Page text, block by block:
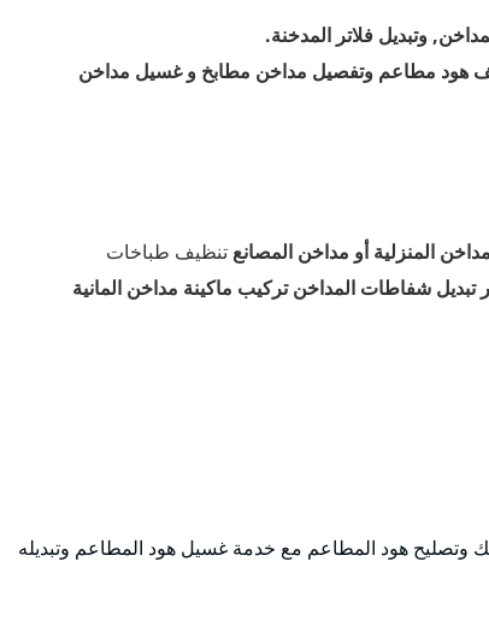
وتبديل فلاتر المدخنة.
هود مطاعم وتفصيل مداخن مطابخ و غسيل مداخن
المنزلية أو مداخن المصانع تنظيف طباخات
تبديل شفاطات المداخن تركيب ماكينة مداخن المانية
هود المطاعم مع خدمة غسيل هود المطاعم وتبديله